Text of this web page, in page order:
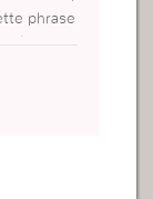
phrase
C’est le